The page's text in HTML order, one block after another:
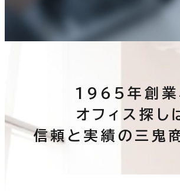
1965年創業
オフィス探し
信頼と実績の三鬼